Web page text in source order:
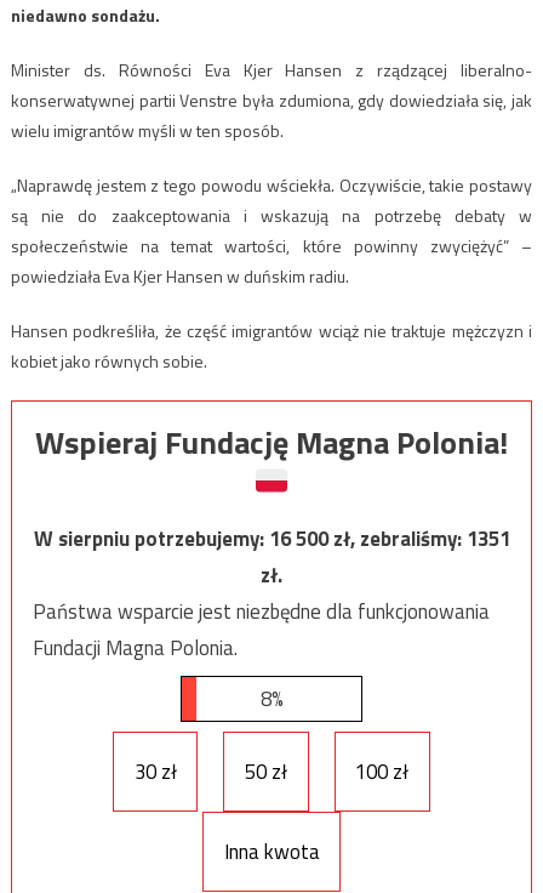
niedawno sondażu.
Minister ds. Równości Eva Kjer Hansen z rządzącej liberalno-
konserwatywnej partii Venstre była zdumiona, gdy dowiedziała się, jak
wielu imigrantów myśli w ten sposób.
„Naprawdę jestem z tego powodu wściekła. Oczywiście, takie postawy
są nie do zaakceptowania i wskazują na potrzebę debaty w
społeczeństwie na temat wartości, które powinny zwyciężyć” –
powiedziała Eva Kjer Hansen w duńskim radiu.
Hansen podkreśliła, że część imigrantów wciąż nie traktuje mężczyzn i
kobiet jako równych sobie.
Wspieraj Fundację Magna Polonia!
W sierpniu potrzebujemy:16 500zł, zebraliśmy:1351
zł.
Państwa wsparcie jest niezbędne dla funkcjonowania
Fundacji Magna Polonia.
8%
30 zł 50 zł 100 zł
Inna kwota